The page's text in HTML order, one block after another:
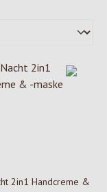
2in1 Handcreme &